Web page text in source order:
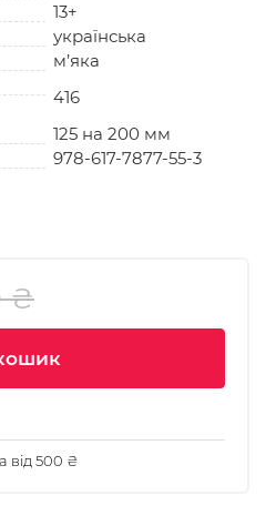
13+
українська
м’яка
416
125 на 200 мм
978-617-7877-55-3
₴
від 500 ₴